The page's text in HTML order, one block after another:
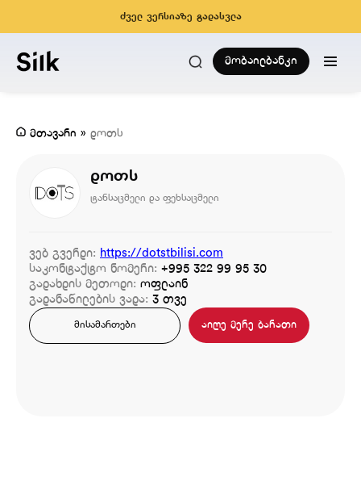
ძველ ვერსიაზე გადასვლა
მობაილბანკი
მთავარი » დოთს
დოთს
ტანსაცმელი და ფეხსაცმელი
ვებ გვერდი: https://dotstbilisi.com
საკონტაქტო ნომერი: +995 322 99 95 30
გადახდის მეთოდი: ოფლაინ
გადანაწილების ვადა: 3 თვე
მისამართები აიღე მერე ბარათი